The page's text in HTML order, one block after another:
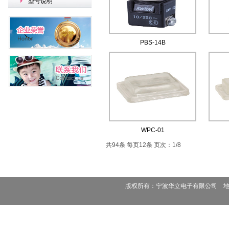
PBS-14B
WPC-01
共94条 每页12条 页次：1/8
版权所有：宁波华立电子有限公司